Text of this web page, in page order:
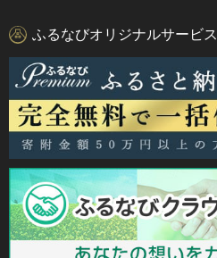
ふるなびオリジナルサービス